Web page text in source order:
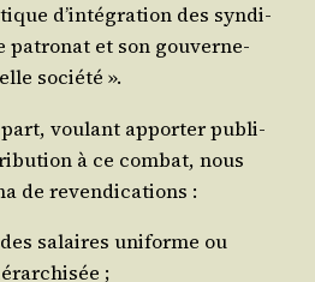
d’in­té­gra­tion des syn­di­
patro­nat et son gou­ver­ne­
société ».
part, vou­lant appor­ter publi­
à ce com­bat, nous
de revendications :
salaires uni­forme ou
;